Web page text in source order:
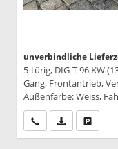
unverbindliche
5-türig, DIG-T 96 KW
Gang, Frontantrieb,
Außenfarbe: Weiss,
Wir rufen Sie an
PDF-Datei,